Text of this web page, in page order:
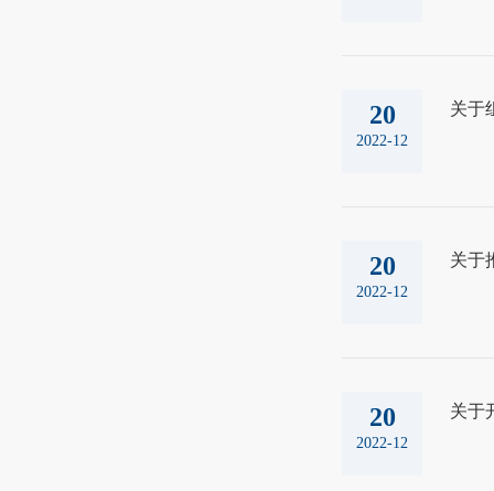
20
2022-12
关于
20
2022-12
关于
20
2022-12
关于